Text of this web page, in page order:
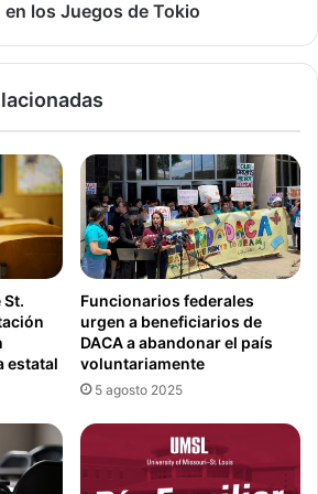
en los Juegos de Tokio
St.
estatal
Funcionarios federales
urgen a beneficiarios de
DACA a abandonar el país
voluntariamente
5 agosto 2025